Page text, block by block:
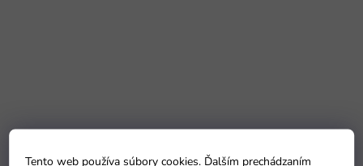
Tento web používa súbory cookies. Ďalším prechádzaním